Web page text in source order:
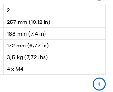
2
257 mm (10,12 in)
188 mm (7,4 in)
172 mm (6,77 in)
3,5 kg (7,72 lbs)
4 x M4
i